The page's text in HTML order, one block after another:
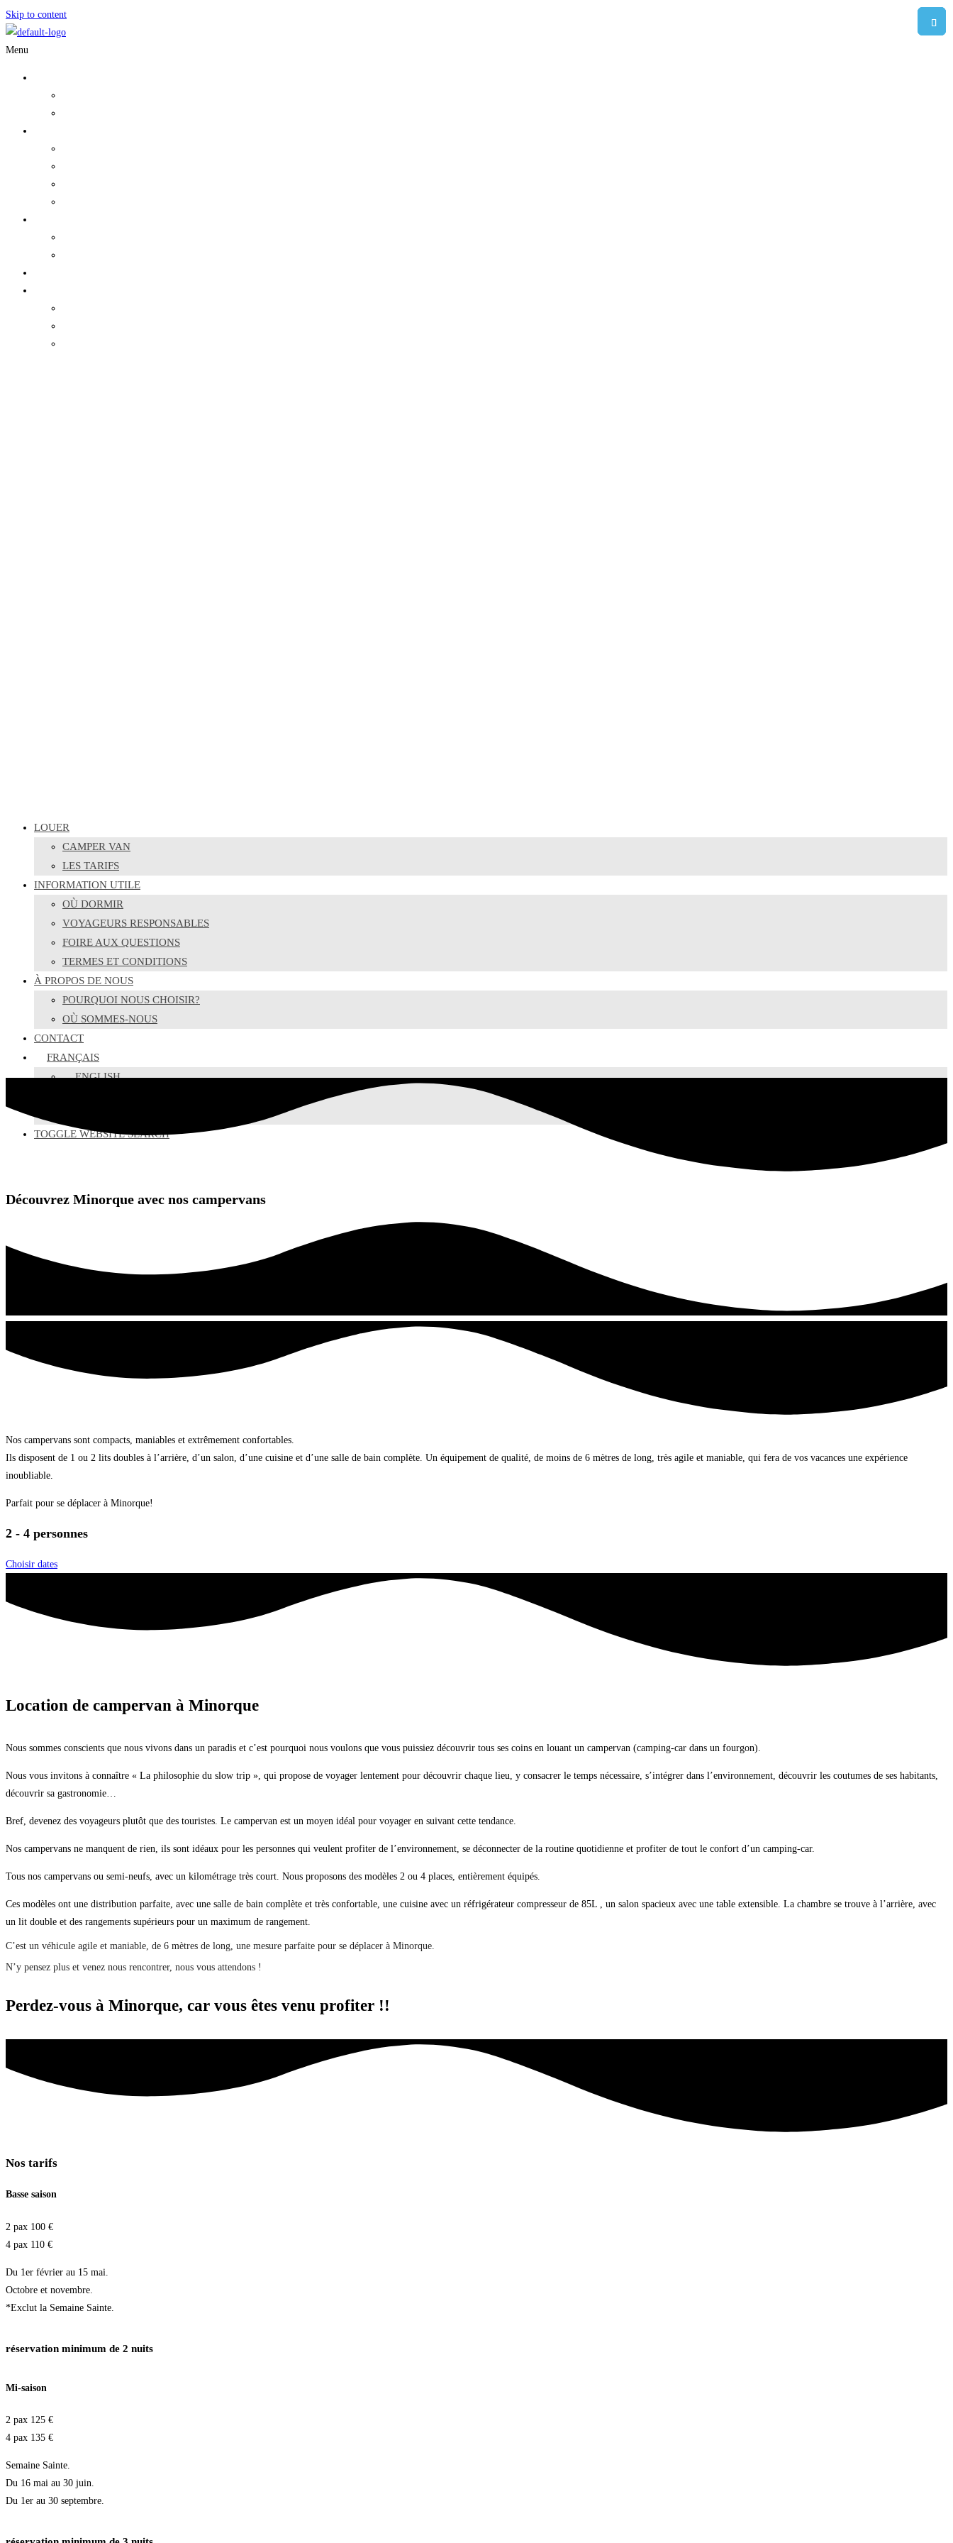
Skip to content
Menu
LOUER
CAMPER VAN
LES TARIFS
INFORMATION UTILE
OÙ DORMIR
VOYAGEURS RESPONSABLES
FOIRE AUX QUESTIONS
TERMES ET CONDITIONS
À PROPOS DE NOUS
POURQUOI NOUS CHOISIR?
OÙ SOMMES-NOUS
CONTACT
FRANÇAIS
ENGLISH
TOGGLE WEBSITE SEARCH
Découvrez Minorque avec nos campervans
Nos campervans sont compacts, maniables et extrêmement confortables.
Ils disposent de 1 ou 2 lits doubles à l’arrière, d’un salon, d’une cuisine et d’une salle de bain complète. Un équipement de qualité, de moins de 6 mètres de long, très agile et maniable, qui fera de vos vacances une expérience
inoubliable.
Parfait pour se déplacer à Minorque!
2 - 4 personnes
Choisir dates
Location de campervan à Minorque
Nous sommes conscients que nous vivons dans un paradis et c’est pourquoi nous voulons que vous puissiez découvrir tous ses coins en louant un campervan (camping-car dans un fourgon).
Nous vous invitons à connaître « La philosophie du slow trip », qui propose de voyager lentement pour découvrir chaque lieu, y consacrer le temps nécessaire, s’intégrer dans l’environnement, découvrir les coutumes de ses habitants,
découvrir sa gastronomie…
Bref, devenez des voyageurs plutôt que des touristes. Le campervan est un moyen idéal pour voyager en suivant cette tendance.
Nos campervans ne manquent de rien, ils sont idéaux pour les personnes qui veulent profiter de l’environnement, se déconnecter de la routine quotidienne et profiter de tout le confort d’un camping-car.
Tous nos campervans ou semi-neufs, avec un kilométrage très court. Nous proposons des modèles 2 ou 4 places, entièrement équipés.
Ces modèles ont une distribution parfaite, avec une salle de bain complète et très confortable, une cuisine avec un réfrigérateur compresseur de 85L , un salon spacieux avec une table extensible. La chambre se trouve à l’arrière, avec
un lit double et des rangements supérieurs pour un maximum de rangement.
C’est un véhicule agile et maniable, de 6 mètres de long, une mesure parfaite pour se déplacer à Minorque.
N’y pensez plus et venez nous rencontrer, nous vous attendons !
Perdez-vous à Minorque, car vous êtes venu profiter !!
Nos tarifs
Basse saison
2 pax 100 €
4 pax 110 €
Du 1er février au 15 mai.
Octobre et novembre.
*Exclut la Semaine Sainte.
réservation minimum de 2 nuits
Mi-saison
2 pax 125 €
4 pax 135 €
Semaine Sainte.
Du 16 mai au 30 juin.
Du 1er au 30 septembre.